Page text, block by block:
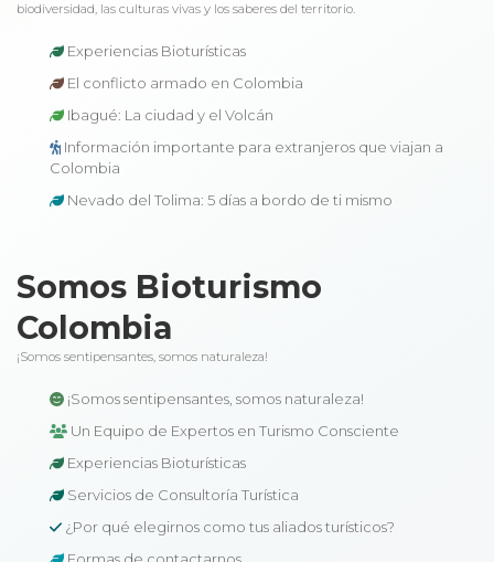
biodiversidad, las culturas vivas y los saberes del territorio.
Experiencias Bioturísticas
El conflicto armado en Colombia
Ibagué: La ciudad y el Volcán
Información importante para extranjeros que viajan a
Colombia
Nevado del Tolima: 5 días a bordo de ti mismo
Somos Bioturismo
Colombia
¡Somos sentipensantes, somos naturaleza!
¡Somos sentipensantes, somos naturaleza!
Un Equipo de Expertos en Turismo Consciente
Experiencias Bioturísticas
Servicios de Consultoría Turística
¿Por qué elegirnos como tus aliados turísticos?